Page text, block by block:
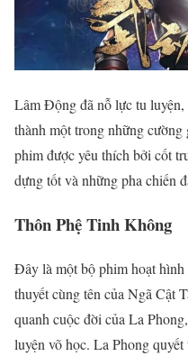
Lâm Động đã nỗ lực tu
thành một trong những
phim được yêu thích bởi cốt
dựng tốt và những pha chiến
Thôn Phệ Tinh Không
Đây là một bộ phim hoạt
thuyết cùng tên của Ngã Cật
quanh cuộc đời của La
luyện võ học. La Phong